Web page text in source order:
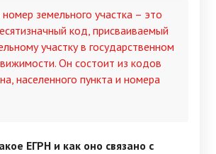
земельного участка – это
код, присваиваемый
участку в государственном
Он состоит из кодов
населенного пункта и номера
ЕГРН и как оно связано с